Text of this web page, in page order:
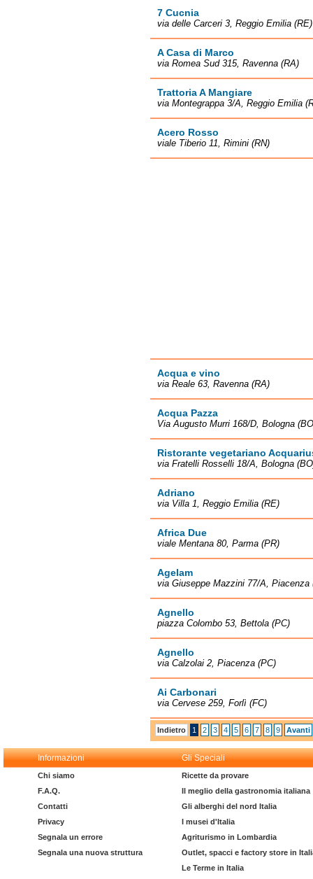
7 Cucnia
via delle Carceri 3, Reggio Emilia (RE)
A Casa di Marco
via Romea Sud 315, Ravenna (RA)
Trattoria A Mangiare
via Montegrappa 3/A, Reggio Emilia
Acero Rosso
viale Tiberio 11, Rimini (RN)
Acqua e vino
via Reale 63, Ravenna (RA)
Acqua Pazza
Via Augusto Murri 168/D, Bologna
Ristorante vegetariano
via Fratelli Rosselli 18/A, Bologna
Adriano
via Villa 1, Reggio Emilia (RE)
Africa Due
viale Mentana 80, Parma (PR)
Agelam
via Giuseppe Mazzini 77/A, Piacenza
Agnello
piazza Colombo 53, Bettola (PC)
Agnello
via Calzolai 2, Piacenza (PC)
Ai Carbonari
via Cervese 259, Forlì (FC)
Indietro 1 2 3 4 5 6 7 8 9 Avanti
Informazioni Gli Speciali
Chi siamo
F.A.Q.
Contatti
Privacy
Segnala un errore
Segnala una nuova struttura
Ricette da provare
Il meglio della gastronomia italiana
Gli alberghi del nord Italia
I musei d'Italia
Agriturismo in Lombardia
Outlet, spacci e factory store in
Le Terme in Italia